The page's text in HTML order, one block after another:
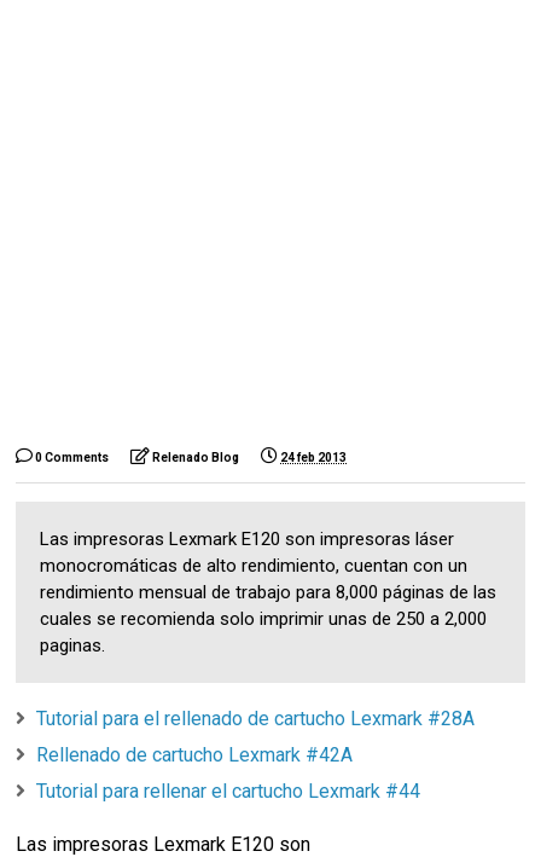
0 Comments Relenado Blog 24 feb 2013
Las impresoras Lexmark E120 son impresoras láser
monocromáticas de alto rendimiento, cuentan con un
rendimiento mensual de trabajo para 8,000 páginas de las
cuales se recomienda solo imprimir unas de 250 a 2,000
paginas.
Tutorial para el rellenado de cartucho Lexmark #28A
Rellenado de cartucho Lexmark #42A
Tutorial para rellenar el cartucho Lexmark #44
Las impresoras Lexmark E120 son